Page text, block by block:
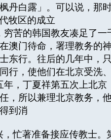
丹白露」。可以说，那
牧区的成立
苦的韩国教友凑足了一
澳门待命，署理教务的
东行。往后的几年中，
行，使他们在北京受洗
，丁夏祥第五次上北京
，所以兼理北京教务，
到消
，忙著准备接应传教士